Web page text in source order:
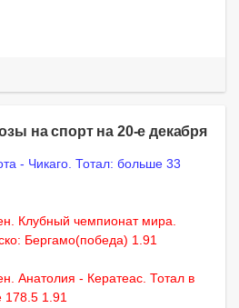
на спорт на 20-е декабря
- Чикаго. Тотал: больше 33
Клубный чемпионат мира.
Бергамо(победа) 1.91
Анатолия - Кератеас. Тотал в
1.91